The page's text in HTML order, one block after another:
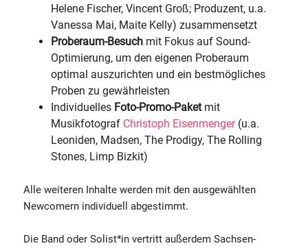
Helene Fischer, Vincent Groß; Produzent, u.a.
Vanessa Mai, Maite Kelly) zusammensetzt
Proberaum-Besuch mit Fokus auf Sound-
Optimierung, um den eigenen Proberaum
optimal auszurichten und ein bestmögliches
Proben zu gewährleisten
Individuelles Foto-Promo-Paketmit
Musikfotograf Christoph Eisenmenger(u.a.
Leoniden, Madsen, The Prodigy, The Rolling
Stones, Limp Bizkit)
Alle weiteren Inhalte werden mit den ausgewählten
Newcomern individuell abgestimmt.
Die Band oder Solist*in vertritt außerdem Sachsen-